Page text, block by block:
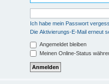
Ich habe mein Passwort
Die Aktivierungs-E-Mail erneut
Angemeldet bleiben
Meinen Online-Status